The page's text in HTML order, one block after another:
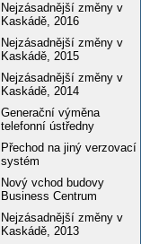
Nejzásadnější změny v
Kaskádě, 2016
Nejzásadnější změny v
Kaskádě, 2015
Nejzásadnější změny v
Kaskádě, 2014
Generační výměna
telefonní ústředny
Přechod na jiný verzovací
systém
Nový vchod budovy
Business Centrum
Nejzásadnější změny v
Kaskádě, 2013